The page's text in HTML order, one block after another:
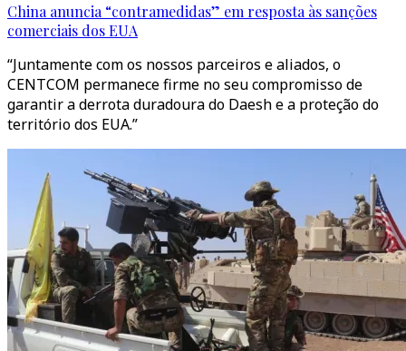
China anuncia “contramedidas” em resposta às sanções
comerciais dos EUA
“Juntamente com os nossos parceiros e aliados, o
CENTCOM permanece firme no seu compromisso de
garantir a derrota duradoura do Daesh e a proteção do
território dos EUA.”